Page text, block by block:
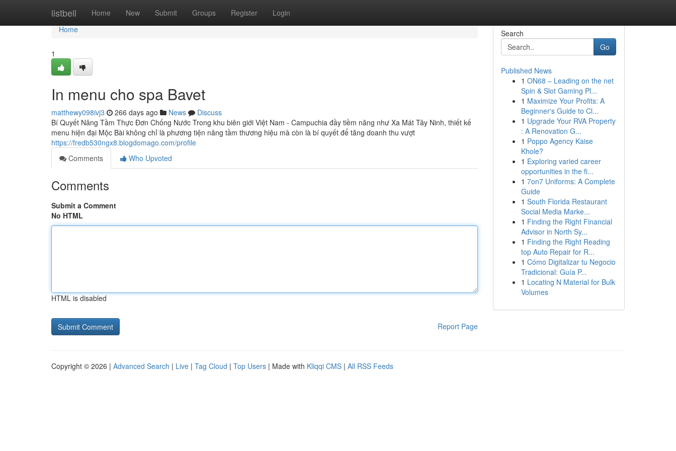
listbell Home New Submit Groups Register Login
Home
Home
1
In menu cho spa Bavet
matthewy098ivj3 266 days ago News
Discuss
Bí Quyết Nâng Tầm Thực Đơn Chống Nước Trong khu biên giới Việt Nam - Campuchia đầy tiềm năng như Xa Mát Tây Ninh, thiết kế
menu hiện đại Mộc Bài không chỉ là phương tiện nâng tầm thương hiệu mà còn là bí quyết để tăng doanh thu vượt
https://fredb530ngx8.blogdomago.com/profile
Comments
Who Upvoted
Comments
Submit a Comment
No HTML
HTML is disabled
Report Page
Search
Go
Published News
1 ON68 – Leading on the net
Spin & Slot Gaming Pl...
1 Maximize Your Profits: A
Beginner's Guide to Cl...
1 Upgrade Your RVA Property
: A Renovation G...
1 Poppo Agency Kaise
Khole?
1 Exploring varied career
opportunities in the fi...
1 7on7 Uniforms: A Complete
Guide
1 South Florida Restaurant
Social Media Marke...
1 Finding the Right Financial
Advisor in North Sy...
1 Finding the Right Reading
top Auto Repair for R...
1 Cómo Digitalizar tu Negocio
Tradicional: Guía P...
1 Locating N Material for Bulk
Volumes
Copyright © 2026 | Advanced Search | Live | Tag Cloud | Top Users | Made with Kliqqi CMS | All RSS Feeds